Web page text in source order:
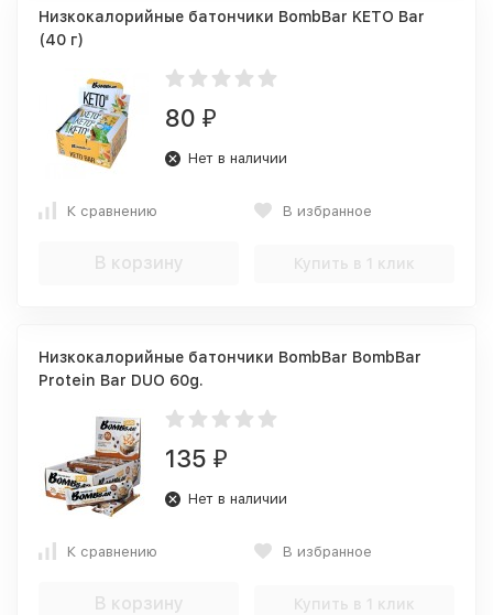
Низкокалорийные батончики BombBar KETO Bar
(40 г)
80 ₽
Нет в наличии
К сравнению В избранное
В корзину Купить в 1 клик
Низкокалорийные батончики BombBar BombBar
Protein Bar DUO 60g.
135 ₽
Нет в наличии
К сравнению В избранное
В корзину Купить в 1 клик